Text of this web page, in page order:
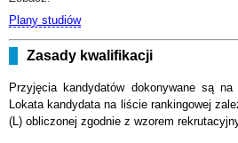
Plany studiów
Zasady kwalifikacji
Przyjęcia kandydatów dokonywane są na
Lokata kandydata na liście rankingowej
(L) obliczonej zgodnie z wzorem